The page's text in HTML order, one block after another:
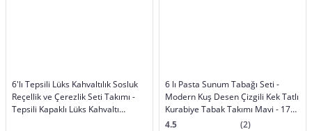
6'lı Tepsili Lüks Kahvaltılık Sosluk
Reçellik ve Çerezlik Seti Takımı -
Tepsili Kapaklı Lüks Kahvaltı
6 lı Pasta Sunum Tabağı Seti -
Modern Kuş Desen Çizgili Kek Tatlı
Kurabiye Tabak Takımı Mavi - 17
cm
4.5 (2)